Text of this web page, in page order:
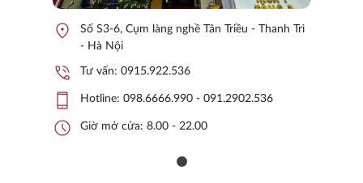
location_on
Số S3-6, Cụm làng nghề Tân Triều - Thanh Trì
- Hà Nội
phone_in_talk Tư vấn: 0915.922.536
phone_iphone Hotline: 098.6666.990 - 091.2902.536
schedule Giờ mở cửa: 8.00 - 22.00